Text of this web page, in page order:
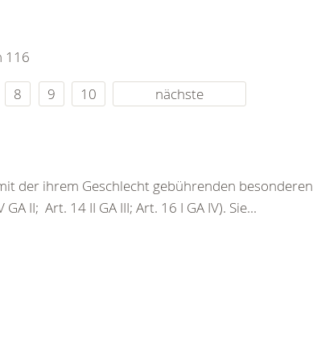
116
8 9 10 nächste
der ihrem Geschlecht gebührenden besonderen
II; Art. 14 II GA III; Art. 16 I GA IV). Sie...